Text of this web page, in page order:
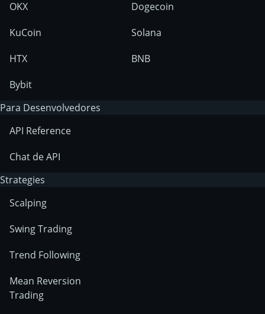
OKX
KuCoin
HTX
Bybit
Dogecoin
Solana
BNB
Para Desenvolvedores
API Reference
Chat de API
Strategies
Scalping
Swing Trading
Trend Following
Mean Reversion
Trading